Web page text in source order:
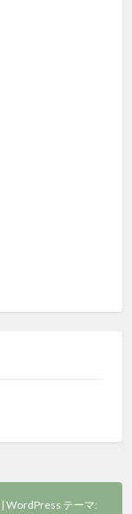
| WordPress テーマ: